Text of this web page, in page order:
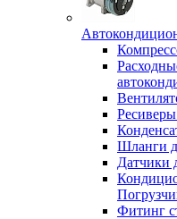
Шланги
Датчики
Фитинг